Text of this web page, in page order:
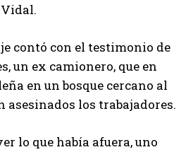
contó con el testimonio de
un ex camionero, que en
en un bosque cercano al
asesinados los trabajadores.
lo que había afuera, uno